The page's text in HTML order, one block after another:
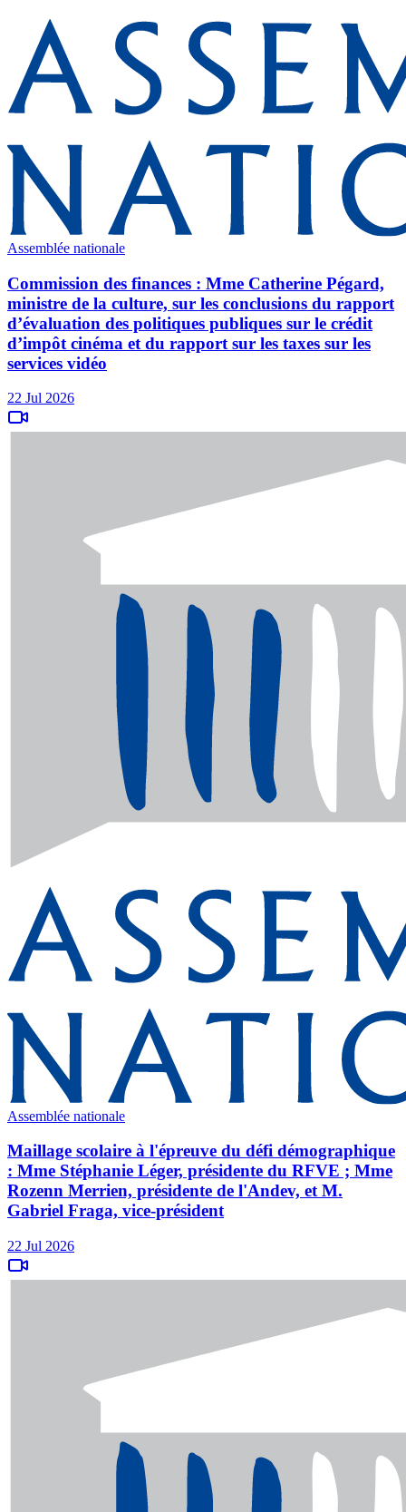
Assemblée nationale
Commission des finances : Mme Catherine Pégard,
ministre de la culture, sur les conclusions du rapport
d’évaluation des politiques publiques sur le crédit
d’impôt cinéma et du rapport sur les taxes sur les
services vidéo
22 Jul 2026
Assemblée nationale
Maillage scolaire à l'épreuve du défi démographique
: Mme Stéphanie Léger, présidente du RFVE ; Mme
Rozenn Merrien, présidente de l'Andev, et M.
Gabriel Fraga, vice-président
22 Jul 2026